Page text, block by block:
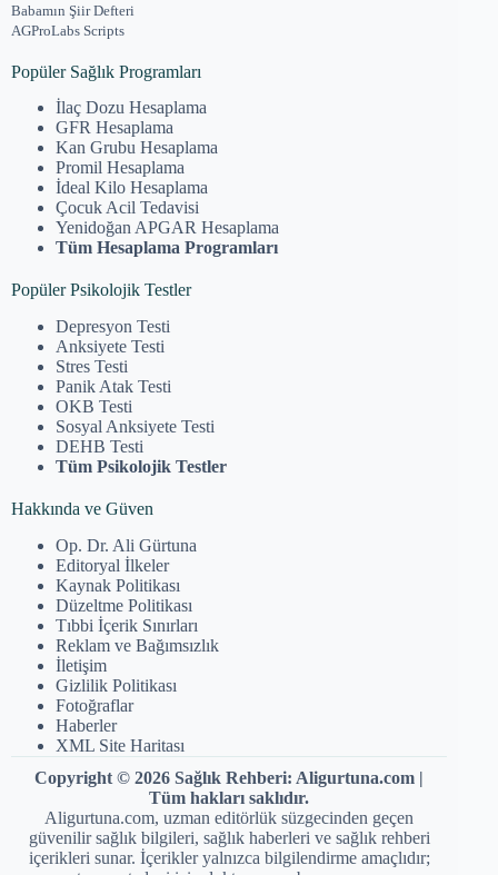
Babamın Şiir Defteri
AGProLabs Scripts
Popüler Sağlık Programları
İlaç Dozu Hesaplama
GFR Hesaplama
Kan Grubu Hesaplama
Promil Hesaplama
İdeal Kilo Hesaplama
Çocuk Acil Tedavisi
Yenidoğan APGAR Hesaplama
Tüm Hesaplama Programları
Popüler Psikolojik Testler
Depresyon Testi
Anksiyete Testi
Stres Testi
Panik Atak Testi
OKB Testi
Sosyal Anksiyete Testi
DEHB Testi
Tüm Psikolojik Testler
Hakkında ve Güven
Op. Dr. Ali Gürtuna
Editoryal İlkeler
Kaynak Politikası
Düzeltme Politikası
Tıbbi İçerik Sınırları
Reklam ve Bağımsızlık
İletişim
Gizlilik Politikası
Fotoğraflar
Haberler
XML Site Haritası
Copyright © 2026 Sağlık Rehberi: Aligurtuna.com |
Tüm hakları saklıdır.
Aligurtuna.com, uzman editörlük süzgecinden geçen
güvenilir sağlık bilgileri, sağlık haberleri ve sağlık rehberi
içerikleri sunar. İçerikler yalnızca bilgilendirme amaçlıdır;